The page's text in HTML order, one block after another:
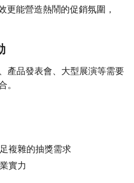
更能營造熱鬧的促銷氛圍，
產品發表會、大型展演等需要
。
複雜的抽獎需求
實力